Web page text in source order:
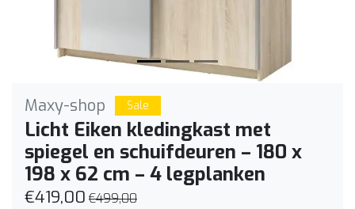
Maxy-shop Sale
Licht Eiken kledingkast met
spiegel en schuifdeuren – 180 x
198 x 62 cm – 4 legplanken
€419,00 €499,00